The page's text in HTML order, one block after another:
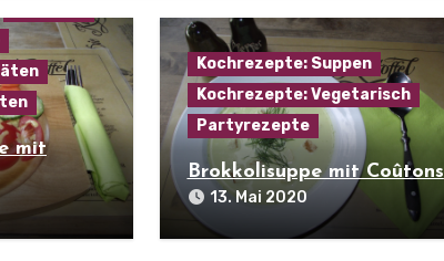
mit
Kochrezepte: Suppen
Kochrezepte: Vegetarisch
Partyrezepte
Brokkolisuppe mit Coûtons
13. Mai 2020